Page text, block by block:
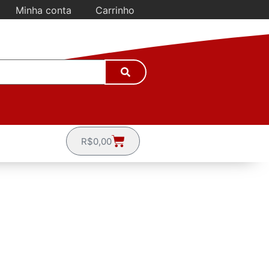
Minha conta Carrinho
R$0,00